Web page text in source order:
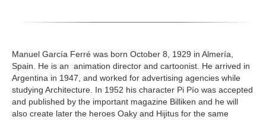
Manuel García Ferré was born October 8, 1929 in Almería,
Spain. He is an animation director and cartoonist. He arrived in
Argentina in 1947, and worked for advertising agencies while
studying Architecture. In 1952 his character Pi Pío was accepted
and published by the important magazine Billiken and he will
also create later the heroes Oaky and Hijitus for the same